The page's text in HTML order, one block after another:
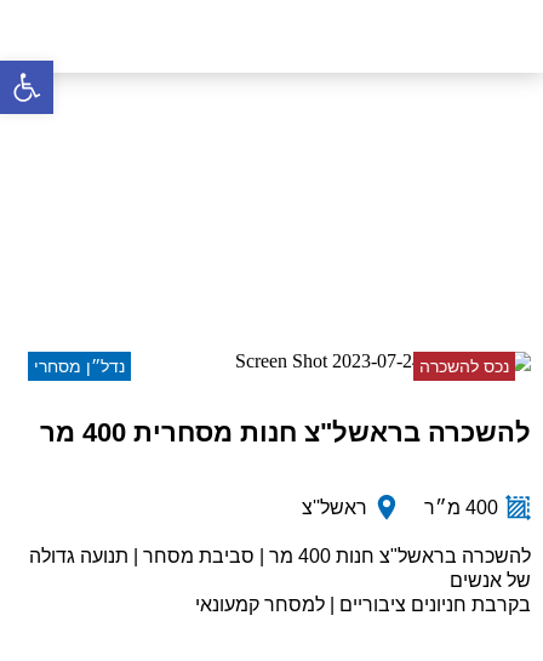
נדל״ן מסחרי נכס להשכרה
להשכרה בראשל"צ חנות מסחרית 400 מר
400 מ״ר ראשל''צ
להשכרה בראשל"צ חנות 400 מר | סביבת מסחר | תנועה גדולה
של אנשים
בקרבת חניונים ציבוריים | למסחר קמעונאי
פתח